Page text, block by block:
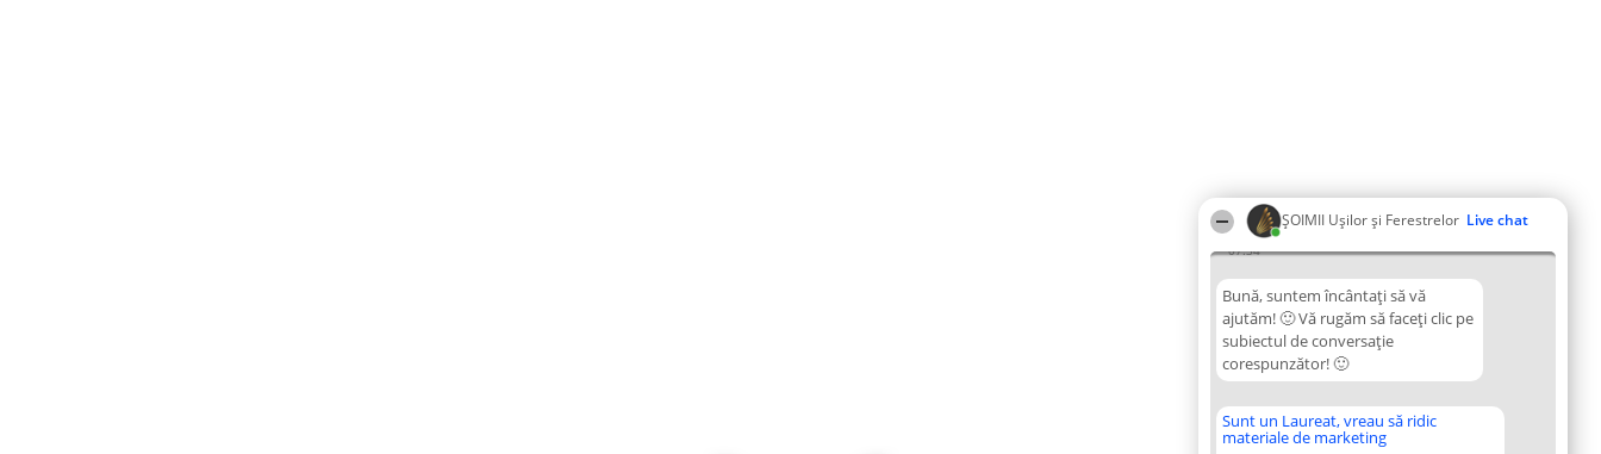
ȘOIMII Ușilor și Ferestrelor Live chat
07:34
Bună, suntem încântați să vă
ajutăm! 🙂 Vă rugăm să faceți clic pe
subiectul de conversație
corespunzător! 🙂
Sunt un Laureat, vreau să ridic
materiale de marketing